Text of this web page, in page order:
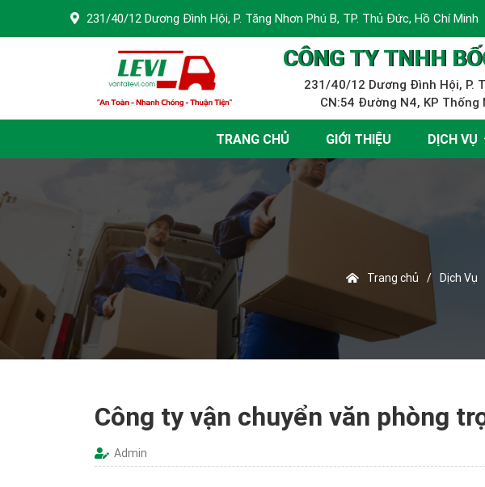
231/40/12 Dương Đình Hội, P. Tăng Nhơn Phú B, TP. Thủ Đức, Hồ Chí Minh
CÔNG TY TNHH
231/40/12 Dương Đình Hội, P.
CN:54 Đường N4, KP Thống
TRANG CHỦ GIỚI THIỆU DỊCH VỤ
Trang chủ / Dịch Vụ
Công ty vận chuyển văn phòng
Admin